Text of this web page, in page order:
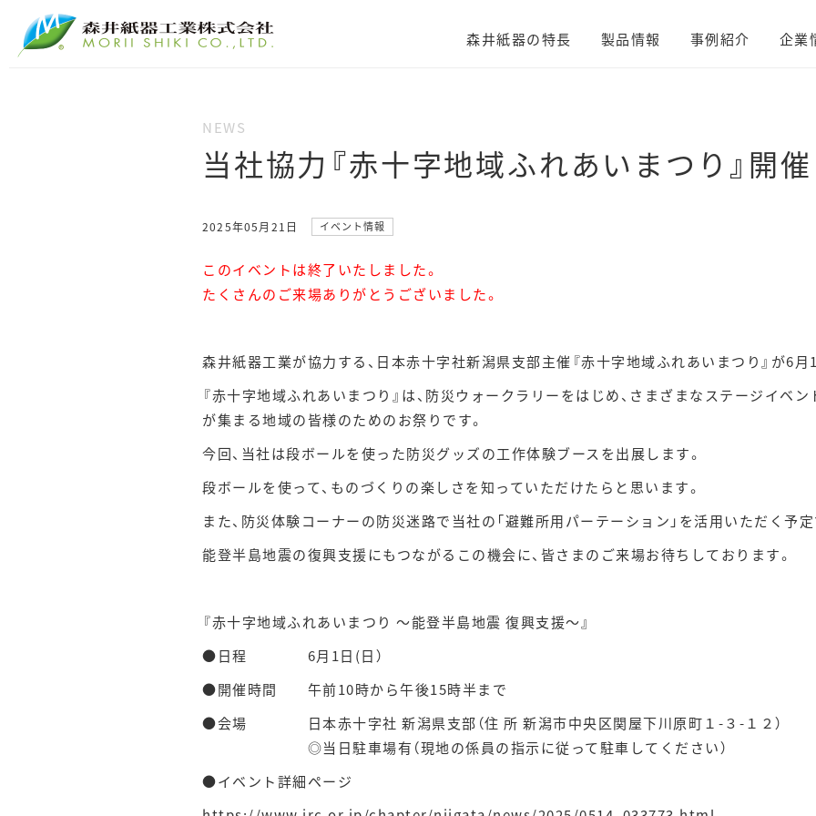
森井紙器の特長 製品情報 事例紹介 企業
当社協力『赤十字地域ふれあいまつり』開催
2025年05月21日 イベント情報
このイベントは終了いたしました。
たくさんのご来場ありがとうございました。
森井紙器工業が協力する、日本赤十字社新潟県支部主催『赤十字地域ふれあいまつり』が6
『赤十字地域ふれあいまつり』は、防災ウォークラリーをはじめ、さまざまなステージイベン
が集まる地域の皆様のためのお祭りです。
今回、当社は段ボールを使った防災グッズの工作体験ブースを出展します。
段ボールを使って、ものづくりの楽しさを知っていただけたらと思います。
また、防災体験コーナーの防災迷路で当社の「避難所用パーテーション」を活用いただく予
能登半島地震の復興支援にもつながるこの機会に、皆さまのご来場お待ちしております。
『赤十字地域ふれあいまつり ～能登半島地震 復興支援～』
●日程 6月1日(日）
●開催時間 午前10時から午後15時半まで
●会場 日本赤十字社 新潟県支部（住 所 新潟市中央区関屋下川原町１-３-１２）
◎当日駐車場有（現地の係員の指示に従って駐車してください）
●イベント詳細ページ